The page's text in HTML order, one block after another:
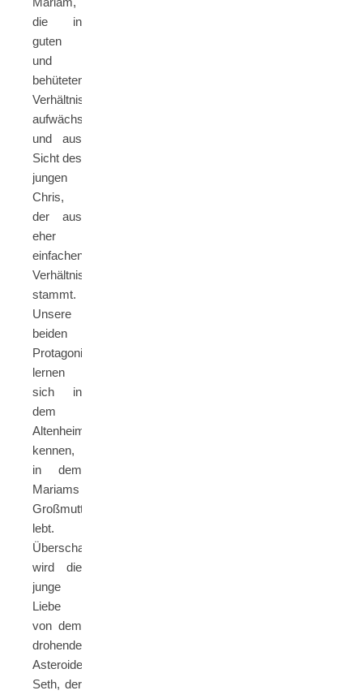
die in
guten
und
behüteten
Verhältnissen
aufwächst,
und aus
Sicht des
jungen
Chris,
der aus
eher
einfachen
Verhältnissen
stammt.
Unsere
beiden
Protagonisten
lernen
sich in
dem
Altenheim
kennen,
in dem
Mariams
Großmutter
lebt.
Überschattet
wird die
junge
Liebe
von dem
drohenden
Asteroiden
Seth, der